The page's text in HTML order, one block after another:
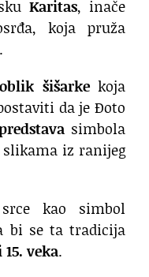
Karitas, inače
koja pruža
oblik šišarkekoja
da je Đoto
simbola
slikama iz ranijeg
kao simbol
bi se ta tradicija
veka.